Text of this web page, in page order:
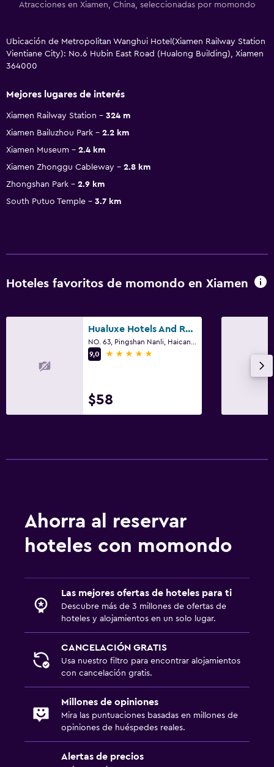
Atracciones en Xiamen, China, seleccionadas por momondo
Ubicación de Metropolitan Wanghui Hotel(Xiamen Railway Station
Vientiane City): No.6 Hubin East Road (Hualong Building), Xiamen
364000
Mejores lugares de interés
Xiamen Railway Station
324 m
Xiamen Bailuzhou Park
2.2 km
Xiamen Museum
2.4 km
Xiamen Zhonggu Cableway
2.8 km
Zhongshan Park
2.9 km
South Putuo Temple
3.7 km
Hoteles favoritos de momondo en Xiamen
Hualuxe Hotels And Resorts Xiamen Haicang Harbour View
9,0
5 estrellas
$58
Ahorra al reservar
hoteles con momondo
Las mejores ofertas de hoteles para ti
Descubre más de 3 millones de ofertas de
hoteles y alojamientos en un solo lugar.
CANCELACIÓN GRATIS
Usa nuestro filtro para encontrar alojamientos
con cancelación gratis.
Millones de opiniones
Mira las puntuaciones basadas en millones de
opiniones de huéspedes reales.
Alertas de precios